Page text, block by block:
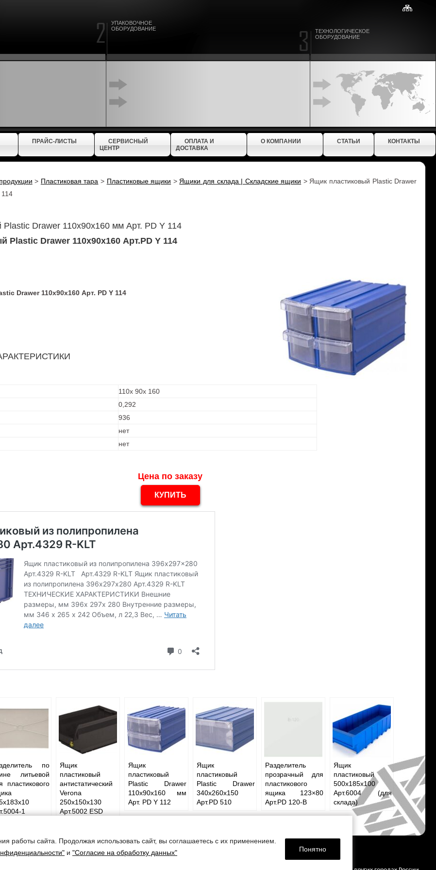
работы сайта. Продолжая использовать сайт, вы соглашаетесь с их применением.
и "Согласие на обработку данных" Понятно
УПАКОВОЧНОЕ
ОБОРУДОВАНИЕ
ТЕХНОЛОГИЧЕСКОЕ
ОБОРУДОВАНИЕ
ПРАЙС-ЛИСТЫ
СЕРВИСНЫЙ
ЦЕНТР
ОПЛАТА И
ДОСТАВКА
О КОМПАНИИ СТАТЬИ КОНТАКТЫ
> Пластиковая тара > Пластиковые ящики > Ящики для склада | Складские ящики > Ящик пластиковый Plastic Drawer
Drawer 110x90x160 мм Арт. PD Y 114
Plastic Drawer 110x90x160 Арт.PD Y 114
Drawer 110х90х160 Арт. PD Y 114
110х 90х 160
0,292
936
нет
нет
Цена по заказу
КУПИТЬ
по
литьевой
пластикового
1
Ящик
пластиковый
антистатический
Verona
250х150х130
Арт.5002 ESD
Ящик
пластиковый
Plastic Drawer
110x90x160 мм
Арт. PD Y 112
Ящик
пластиковый
Plastic Drawer
340x260x150
Арт.PD 510
Разделитель
прозрачный для
пластикового
ящика 123×80
Арт.PD 120-B
Ящик
пластиковый
500x185x100
Арт.6004 (для
склада)
оборудования
дом 50в, офис 15
5, оф. 405